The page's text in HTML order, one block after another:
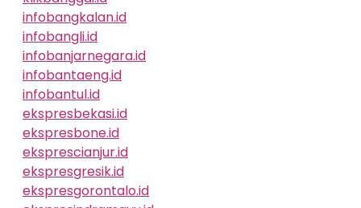
infobangkalan.id
infobangli.id
infobanjarnegara.id
infobantaeng.id
infobantul.id
ekspresbekasi.id
ekspresbone.id
eksprescianjur.id
ekspresgresik.id
ekspresgorontalo.id